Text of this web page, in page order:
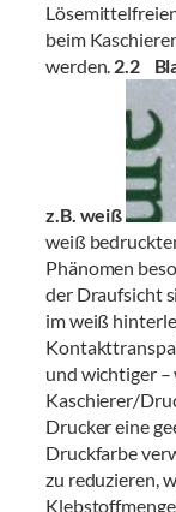
beim
werden. 2.2
z.B. weiß
weiß
Phänomen
der Draufsicht
im weiß
und wichtiger –
Kaschierer/
Drucker eine
Druckfarbe
zu reduzieren,